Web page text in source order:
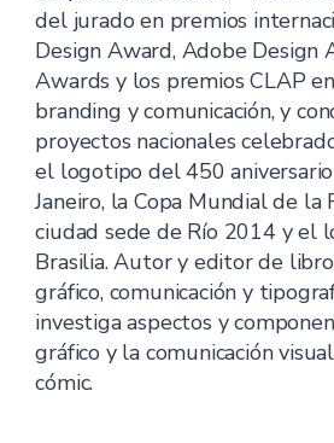
del jurado en premios
Design Award, Adobe Design
Awards y los premios CLAP
branding y comunicación, y
proyectos nacionales
el logotipo del 450
Janeiro, la Copa Mundial de la
ciudad sede de Río 2014 y el
Brasilia. Autor y editor de
gráfico, comunicación y
investiga aspectos y
gráfico y la comunicación
cómic.